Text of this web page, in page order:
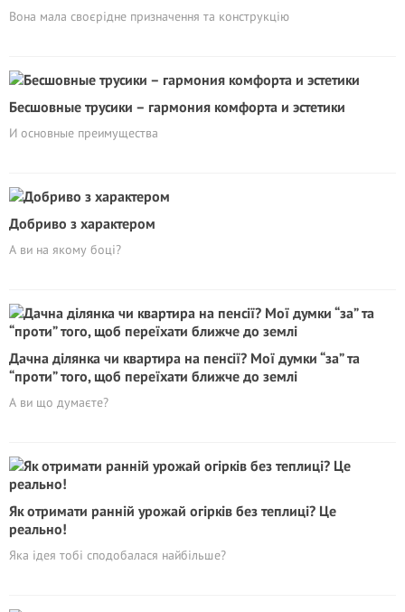
Вона мала своєрідне призначення та конструкцію
Бесшовные трусики – гармония комфорта и эстетики
И основные преимущества
Добриво з характером
А ви на якому боці?
Дачна ділянка чи квартира на пенсії? Мої думки “за” та
“проти” того, щоб переїхати ближче до землі
А ви що думаєте?
Як отримати ранній урожай огірків без теплиці? Це
реально!
Яка ідея тобі сподобалася найбільше?